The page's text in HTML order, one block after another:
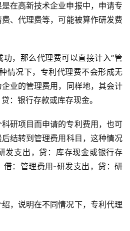
在高新技术企业申报中，申请专
、代理费等，可能被算作研发费
，那么代理费可以直接计入“管
情况下，专利代理费不会形成无
业的管理费用，同样地，其会计
：银行存款或库存现金。
研项目而申请的专利费用，也可
结转到管理费用科目，这种情况
发支出，贷：库存现金或银行存
借：管理费用-研发支出，贷：研
，说明在不同情况下，专利代理